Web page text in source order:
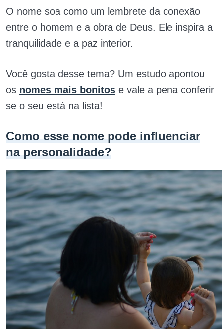
O nome soa como um lembrete da conexão
entre o homem e a obra de Deus. Ele inspira a
tranquilidade e a paz interior.
Você gosta desse tema? Um estudo apontou
os nomes mais bonitos e vale a pena conferir
se o seu está na lista!
Como esse nome pode influenciar
na personalidade?